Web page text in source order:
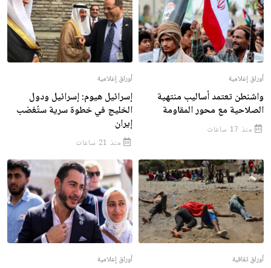
أوراق إعلامية
واشنطن تعتمد أساليب منتهية
الصلاحية مع محور المقاومة
منذ 17 ساعات
أوراق إعلامية
إسرائيل هيوم: إسرائيل ودول
الخليج في خطوة سرية ستُغضب
إيران
منذ 21 ساعات
أوراق ثقافية أوراق إعلامية